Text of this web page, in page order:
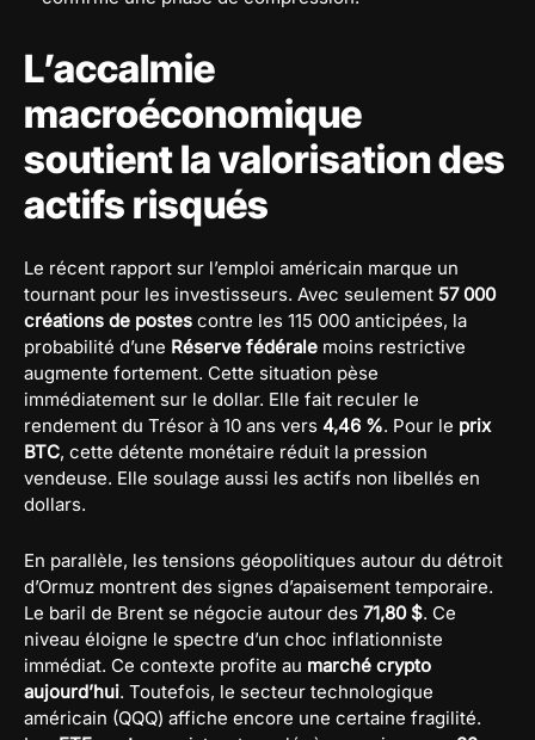
L’accalmie
macroéconomique
soutient la valorisation des
actifs risqués
Le récent rapport sur l’emploi américain marque un
tournant pour les investisseurs. Avec seulement 57 000
créations de postes contre les 115 000 anticipées, la
probabilité d’une Réserve fédérale moins restrictive
augmente fortement. Cette situation pèse
immédiatement sur le dollar. Elle fait reculer le
rendement du Trésor à 10 ans vers 4,46 %. Pour le prix
BTC, cette détente monétaire réduit la pression
vendeuse. Elle soulage aussi les actifs non libellés en
dollars.
En parallèle, les tensions géopolitiques autour du détroit
d’Ormuz montrent des signes d’apaisement temporaire.
Le baril de Brent se négocie autour des 71,80 $. Ce
niveau éloigne le spectre d’un choc inflationniste
immédiat. Ce contexte profite au marché crypto
aujourd’hui. Toutefois, le secteur technologique
américain (QQQ) affiche encore une certaine fragilité.